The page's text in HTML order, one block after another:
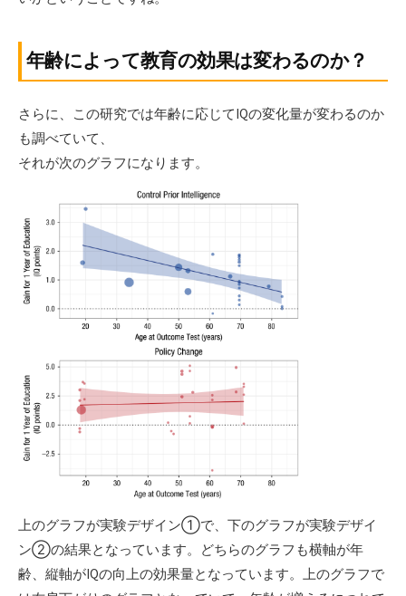
年齢によって教育の効果は変わるのか？
さらに、この研究では年齢に応じてIQの変化量が変わるのか
も調べていて、
それが次のグラフになります。
上のグラフが実験デザイン①で、下のグラフが実験デザイ
ン②の結果となっています。どちらのグラフも横軸が年
齢、縦軸がIQの向上の効果量となっています。上のグラフで